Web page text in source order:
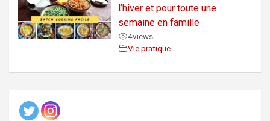
l’hiver et pour toute une
semaine en famille
4views
Vie pratique